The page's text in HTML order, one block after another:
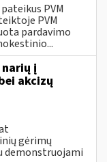
PVM
PVM
pardavimo
į
akcizų
gėrimų
demonstruojami